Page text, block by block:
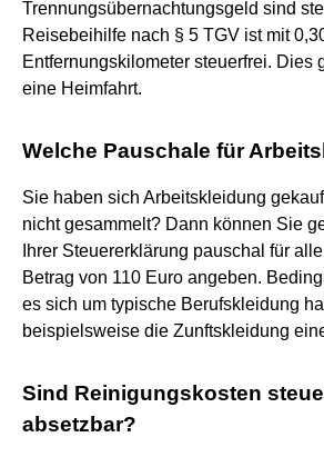
Trennungsübernachtungsgeld sind
Reisebeihilfe nach § 5 TGV ist mit
Entfernungskilometer steuerfrei. Dies
eine Heimfahrt.
Welche Pauschale für
Sie haben sich Arbeitskleidung
nicht gesammelt? Dann können Sie
Ihrer Steuererklärung pauschal für
Betrag von 110 Euro angeben.
es sich um typische Berufskleidung
beispielsweise die Zunftskleidung
Sind Reinigungskosten
absetzbar?